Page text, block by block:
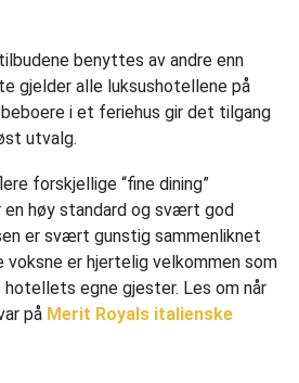
benyttes av andre enn
gjelder alle luksushotellene på
i et feriehus gir det tilgang
utvalg.
forskjellige “fine dining”
en høy standard og svært god
er svært gunstig sammenliknet
voksne er hjertelig velkommen som
egne gjester. Les om når
på Merit Royals italienske